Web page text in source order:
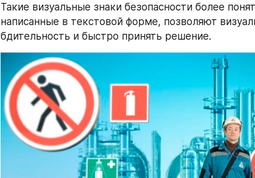
Такие визуальные знаки безопасности более
написанные в текстовой форме, позволяют
бдительность и быстро принять решение.